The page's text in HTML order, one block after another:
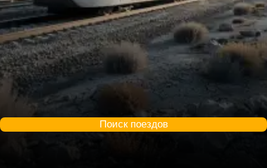
Поиск поездов